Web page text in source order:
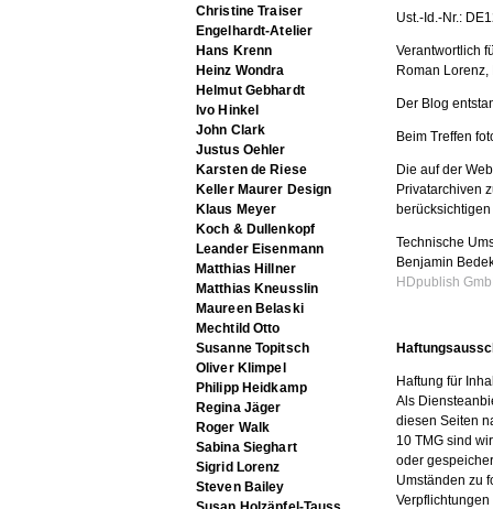
Ust.-Id.-Nr.:
Verantwortlich
Roman Lorenz,
Der Blog
Beim Treffen
Die auf der
Privatarchiven
Technische
Benjamin
HDpublish
Haftung für
Als
diesen Seiten
10 TMG sind
oder
Umständen zu
Christine Traiser
Engelhardt-Atelier
Hans Krenn
Heinz Wondra
Helmut Gebhardt
Ivo Hinkel
John Clark
Justus Oehler
Karsten de Riese
Keller Maurer Design
Klaus Meyer
Koch & Dullenkopf
Leander Eisenmann
Matthias Hillner
Matthias Kneusslin
Maureen Belaski
Mechtild Otto
Susanne Topitsch
Oliver Klimpel
Philipp Heidkamp
Regina Jäger
Roger Walk
Sabina Sieghart
Sigrid Lorenz
Steven Bailey